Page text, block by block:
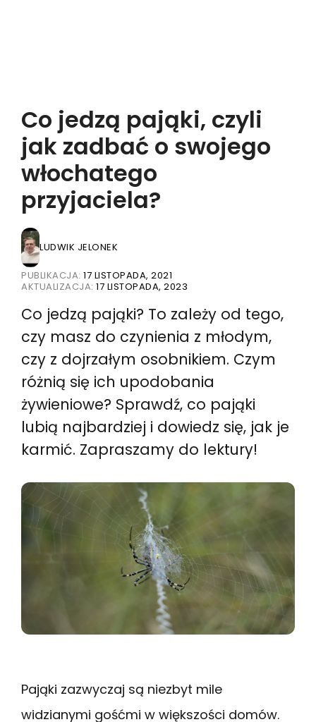
Co jedzą pająki, czyli
jak zadbać o swojego
włochatego
przyjaciela?
LUDWIK JELONEK
PUBLIKACJA: 17 LISTOPADA, 2021
AKTUALIZACJA: 17 LISTOPADA, 2023
Co jedzą pająki? To zależy od tego,
czy masz do czynienia z młodym,
czy z dojrzałym osobnikiem. Czym
różnią się ich upodobania
żywieniowe? Sprawdź, co pająki
lubią najbardziej i dowiedz się, jak je
karmić. Zapraszamy do lektury!
Pająki zazwyczaj są niezbyt mile
widzianymi gośćmi w większości domów.